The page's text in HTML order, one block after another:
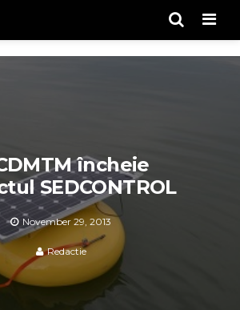
încheie
SEDCONTROL
November 29, 2013
Redactie